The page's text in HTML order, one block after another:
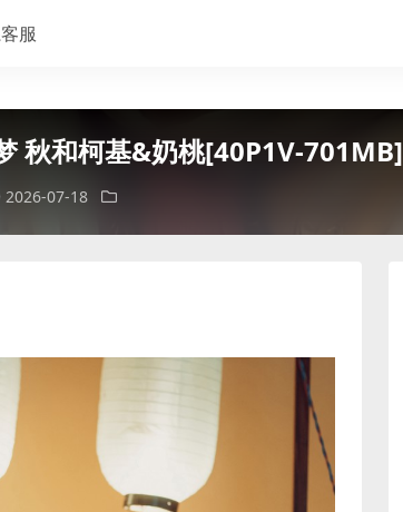
服
秋和柯基&奶桃[40P1V-701MB]
2026-07-18